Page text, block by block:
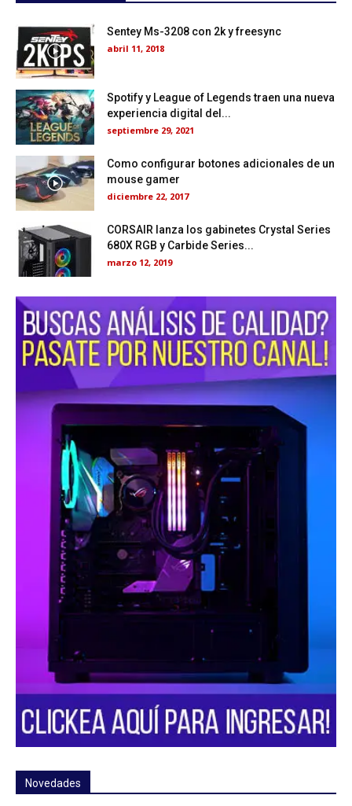
Sentey Ms-3208 con 2k y freesync
abril 11, 2018
Spotify y League of Legends traen una nueva
experiencia digital del...
septiembre 29, 2021
Como configurar botones adicionales de un
mouse gamer
diciembre 22, 2017
CORSAIR lanza los gabinetes Crystal Series
680X RGB y Carbide Series...
marzo 12, 2019
Novedades